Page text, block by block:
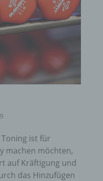
ist für
machen möchten,
auf Kräftigung und
das Hinzufügen